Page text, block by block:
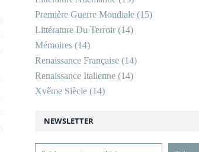
NEWSLETTER
Première Guerre Mondiale (15)
Littérature Du Terroir(14)
Mémoires (14)
Renaissance Française (14)
Renaissance Italienne (14)
Xvème Siècle (14)